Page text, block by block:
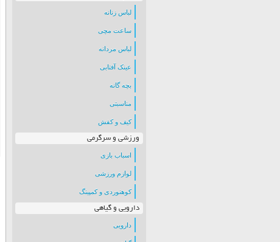
لباس زنانه
ساعت مچی
لباس مردانه
عینک آفتابی
بچه گانه
مناسبتی
کیف و کفش
ورزشی و سرگرمی
اسباب بازی
لوازم ورزشی
کوهنوردی و کمپینگ
دارویی و گیاهی
دارویی